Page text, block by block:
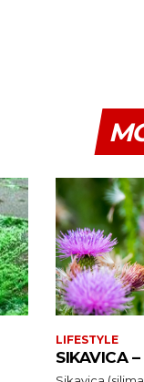
LIFESTYLE
SIKAVICA